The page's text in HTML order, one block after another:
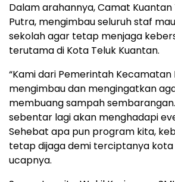
Dalam arahannya, Camat Kuantan
Putra, mengimbau seluruh staf
sekolah agar tetap menjaga
terutama di Kota Teluk Kuantan.
“Kami dari Pemerintah
mengimbau dan mengingatkan
membuang sampah
sebentar lagi akan menghadapi
Sehebat apa pun program kita,
tetap dijaga demi terciptanya kota
ucapnya.